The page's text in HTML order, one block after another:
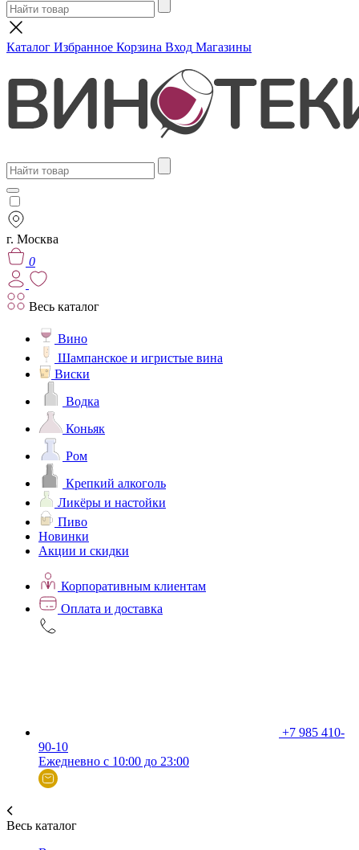
Каталог Избранное Корзина Вход Магазины
г. Москва
0
Весь каталог
Вино
Шампанское и игристые вина
Виски
Водка
Коньяк
Ром
Крепкий алкоголь
Ликёры и настойки
Пиво
Новинки
Акции и скидки
Корпоративным клиентам
Оплата и доставка
+7 985 410-
90-10
Ежедневно с 10:00 до 23:00
Весь каталог